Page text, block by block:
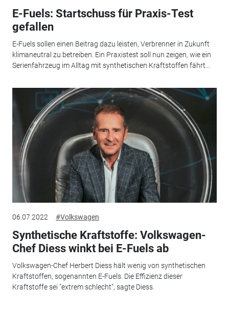
E-Fuels: Startschuss für Praxis-Test
gefallen
E-Fuels sollen einen Beitrag dazu leisten, Verbrenner in Zukunft
klimaneutral zu betreiben. Ein Praxistest soll nun zeigen, wie ein
Serienfahrzeug im Alltag mit synthetischen Kraftstoffen fährt...
06.07.2022 #Volkswagen
Synthetische Kraftstoffe: Volkswagen-
Chef Diess winkt bei E-Fuels ab
Volkswagen-Chef Herbert Diess hält wenig von synthetischen
Kraftstoffen, sogenannten E-Fuels. Die Effizienz dieser
Kraftstoffe sei "extrem schlecht", sagte Diess.